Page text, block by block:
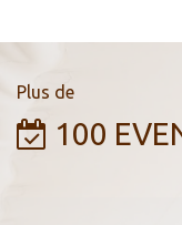
Plus de
100